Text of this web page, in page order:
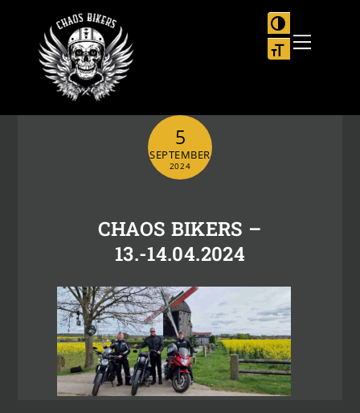
content
Menu
SCHRIFT
5
SEPTEMBER
2024
CHAOS BIKERS –
13.-14.04.2024